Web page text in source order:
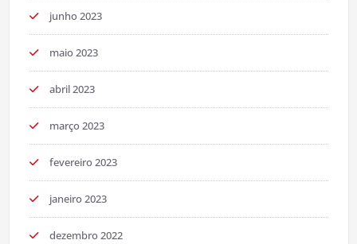
junho 2023
maio 2023
abril 2023
março 2023
fevereiro 2023
janeiro 2023
dezembro 2022